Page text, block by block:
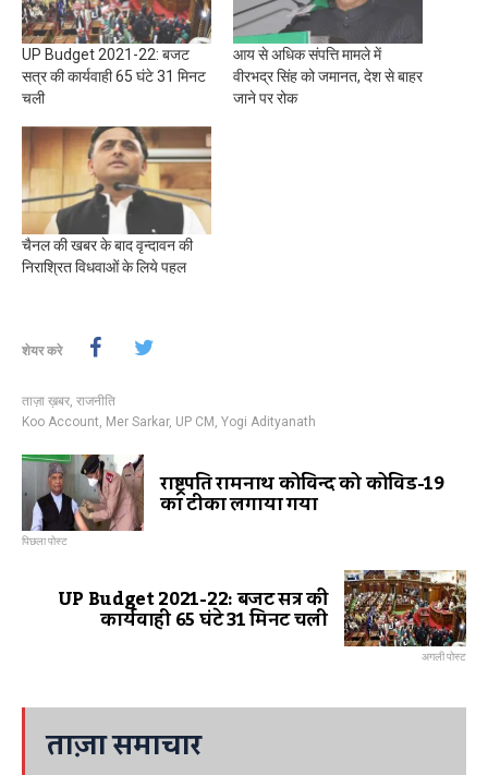
UP Budget 2021-22: बजट
सत्र की कार्यवाही 65 घंटे 31 मिनट
चली
आय से अधिक संपत्ति मामले में
वीरभद्र सिंह को जमानत, देश से बाहर
जाने पर रोक
चैनल की खबर के बाद वृन्दावन की
निराश्रित विधवाओं के लिये पहल
शेयर करे
ताज़ा ख़बर, राजनीति
Koo Account, Mer Sarkar, UP CM , Yogi Adityanath
राष्ट्रपति रामनाथ कोविन्द को कोविड-19
का टीका लगाया गया
पिछला पोस्ट
UP Budget 2021-22: बजट सत्र की
कार्यवाही 65 घंटे 31 मिनट चली
अगली पोस्ट
ताज़ा समाचार